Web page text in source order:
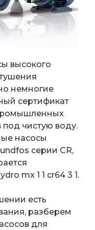
высокого
немногие
сертификат
под чистую воду.
насосы
серии CR,
mx 1 1 cr64 3 1.
есть
разберем
для